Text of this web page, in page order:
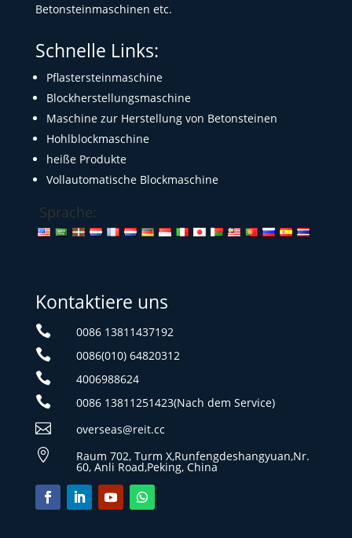
Betonsteinmaschinen etc.
Schnelle Links:
Pflastersteinmaschine
Blockherstellungsmaschine
Maschine zur Herstellung von Betonsteinen
Hohlblockmaschine
heiße Produkte
Vollautomatische Blockmaschine
Sprache:
Kontaktiere uns
 0086 13811437192
 0086(010) 64820312
 4006988624
 0086 13811251423(Nach dem Service)
 overseas@reit.cc
 Raum 702, Turm X,Runfengdeshangyuan,Nr.
60, Anli Road,Peking, China